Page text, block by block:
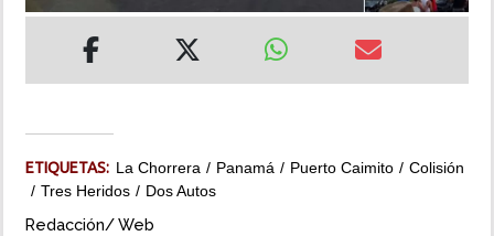
MULTIMEDIA
ETIQUETAS: La Chorrera Panamá Puerto Caimito
Colisión
Tres Heridos
Dos Autos
Redacción/ Web